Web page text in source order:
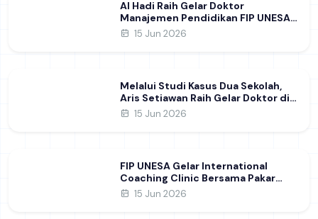
Al Hadi Raih Gelar Doktor
Manajemen Pendidikan FIP UNESA
melalui Riset Pembentukan
15 Jun 2026
Melalui Studi Kasus Dua Sekolah,
Aris Setiawan Raih Gelar Doktor di
FIP UNESA Usai Kupas Manajemen
15 Jun 2026
FIP UNESA Gelar International
Coaching Clinic Bersama Pakar
Khon Kaen University Thailand,
15 Jun 2026